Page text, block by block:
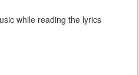
while reading the lyrics